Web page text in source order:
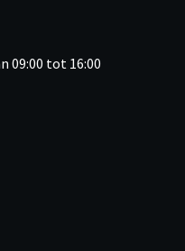
09:00 tot 16:00